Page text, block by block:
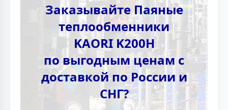
Заказывайте Паяные
теплообменники
KAORI K200H
по выгодным ценам с
доставкой по России и
СНГ?